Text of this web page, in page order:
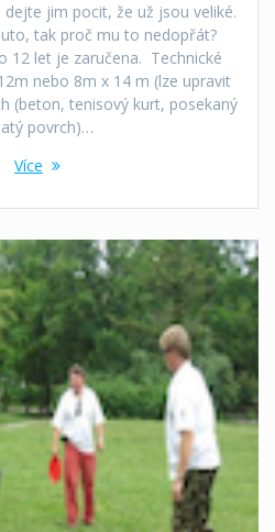
jim pocit, že už jsou veliké.
tak proč mu to nedopřát?
12 let je zaručena. Technické
nebo 8m x 14 m (lze upravit
(beton, tenisový kurt, posekaný
povrch)…
Více